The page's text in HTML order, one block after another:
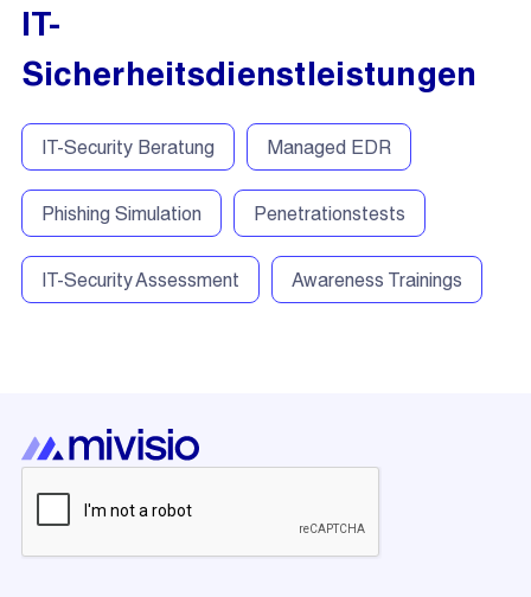
IT-
Sicherheitsdienstleistungen
IT-Security Beratung Managed EDR
Phishing Simulation Penetrationstests
IT-Security Assessment Awareness Trainings